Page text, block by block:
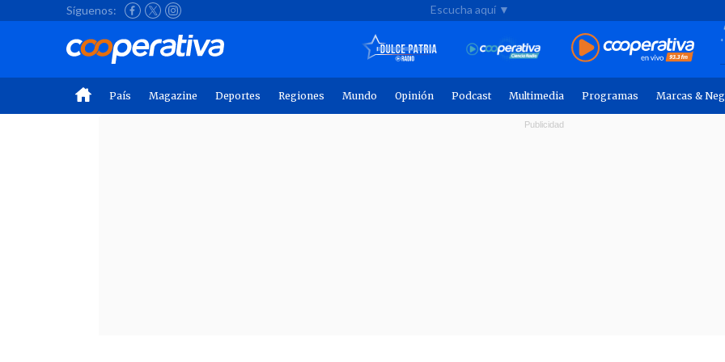
Síguenos: Escucha aquí ▼
País Magazine Deportes Regiones Mundo Opinión Podcast Multimedia Programas Marcas &